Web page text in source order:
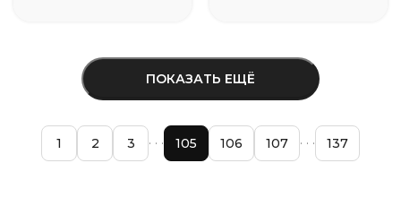
ПОКАЗАТЬ ЕЩЁ
1 2 3 105 106 107 137